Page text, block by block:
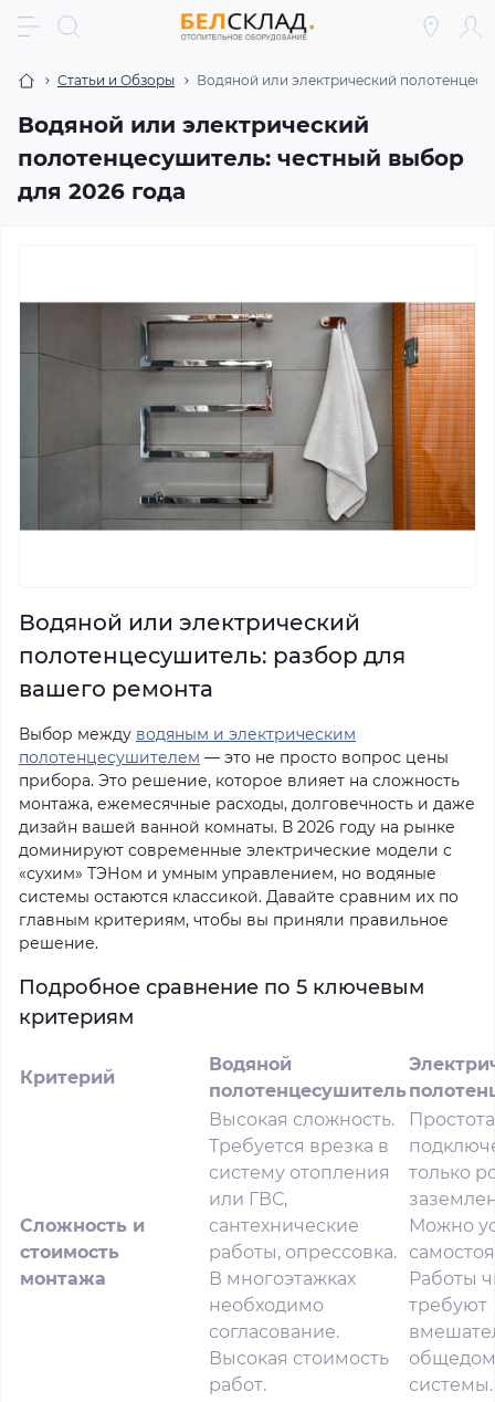
Статьи и Обзоры Водяной или электрический
Водяной или электрический
полотенцесушитель: честный выбор
для 2026 года
Водяной или электрический
полотенцесушитель: разбор для
вашего ремонта
Выбор между водяным и электрическим
полотенцесушителем — это не просто вопрос цены
прибора. Это решение, которое влияет на сложность
монтажа, ежемесячные расходы, долговечность и даже
дизайн вашей ванной комнаты. В 2026 году на рынке
доминируют современные электрические модели с
«сухим» ТЭНом и умным управлением, но водяные
системы остаются классикой. Давайте сравним их по
главным критериям, чтобы вы приняли правильное
решение.
Подробное сравнение по 5 ключевым
критериям
Критерий
Водяной
полотенцесушитель
Сложность и
стоимость
монтажа
Высокая сложность.
Требуется врезка в
систему отопления
или ГВС,
сантехнические
работы, опрессовка.
В многоэтажках
необходимо
согласование.
Высокая стоимость
работ.
только
Можно
Работы
требуют
системы.